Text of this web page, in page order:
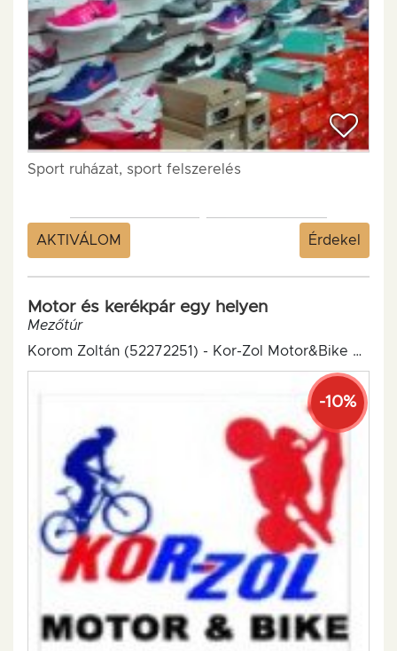
Sport ruházat, sport felszerelés
AKTIVÁLOM Érdekel
Motor és kerékpár egy helyen
Mezőtúr
Korom Zoltán (52272251) - Kor-Zol Motor&Bike Műszaki Szaküzlet
-10%